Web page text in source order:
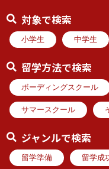
対象で検索
小学生 中学生
留学方法で検索
ボーディングスクール
サマースクール
ジャンルで検索
留学準備 留学成